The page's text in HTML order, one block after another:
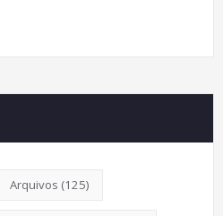
Arquivos (125)